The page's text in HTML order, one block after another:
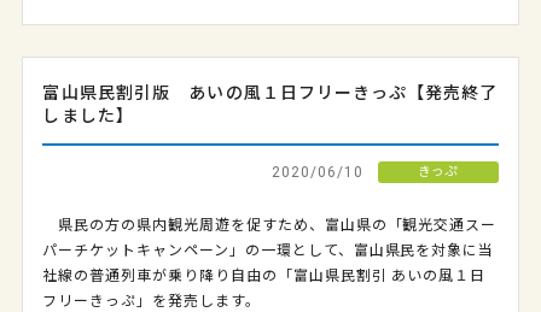
富山県民割引版 あいの風１日フリーきっぷ【発売終了
しました】
2020/06/10 きっぷ
県民の方の県内観光周遊を促すため、富山県の「観光交通スー
パーチケットキャンペーン」の一環として、富山県民を対象に当
社線の普通列車が乗り降り自由の「富山県民割引 あいの風１日
フリーきっぷ」を発売します。